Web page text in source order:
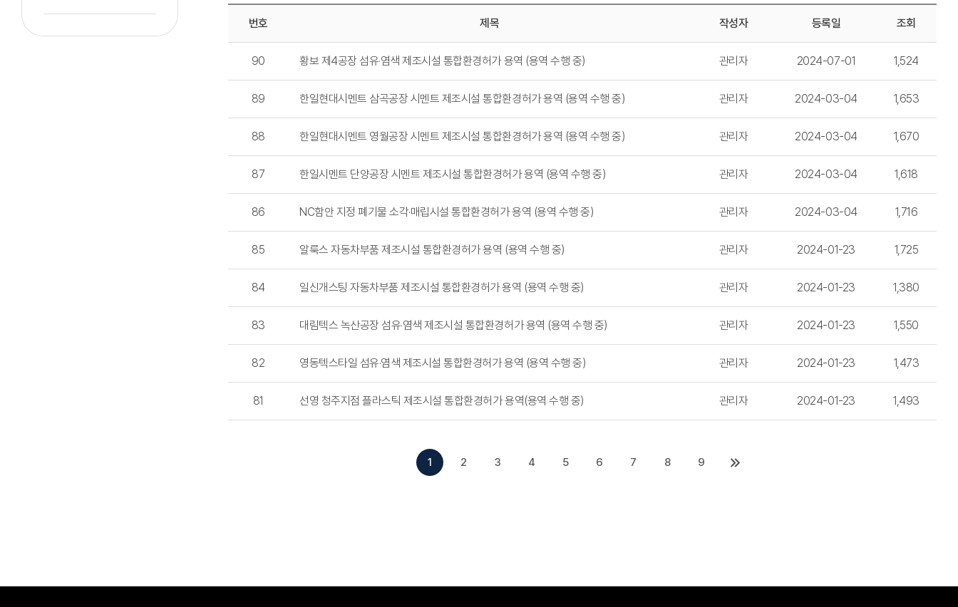
번호 제목 작성자 등록일 조회
90 황보 제4공장 섬유·염색 제조시설 통합환경허가 용역 (용역 수행 중) 관리자 2024-07-01 1,524
89 한일현대시멘트 삼곡공장 시멘트 제조시설 통합환경허가 용역 (용역 수행 중) 관리자 2024-03-04 1,653
88 한일현대시멘트 영월공장 시멘트 제조시설 통합환경허가 용역 (용역 수행 중) 관리자 2024-03-04 1,670
87 한일시멘트 단양공장 시멘트 제조시설 통합환경허가 용역 (용역 수행 중) 관리자 2024-03-04 1,618
86 NC함안 지정 폐기물 소각·매립시설 통합환경허가 용역 (용역 수행 중) 관리자 2024-03-04 1,716
85 알룩스 자동차부품 제조시설 통합환경허가 용역 (용역 수행 중) 관리자 2024-01-23 1,725
84 일신개스팅 자동차부품 제조시설 통합환경허가 용역 (용역 수행 중) 관리자 2024-01-23 1,380
83 대림텍스 녹산공장 섬유·염색 제조시설 통합환경허가 용역 (용역 수행 중) 관리자 2024-01-23 1,550
82 영동텍스타일 섬유·염색 제조시설 통합환경허가 용역 (용역 수행 중) 관리자 2024-01-23 1,473
81 선영 청주지점 플라스틱 제조시설 통합환경허가 용역(용역 수행 중) 관리자 2024-01-23 1,493
1 2 3 4 5 6 7 8 9